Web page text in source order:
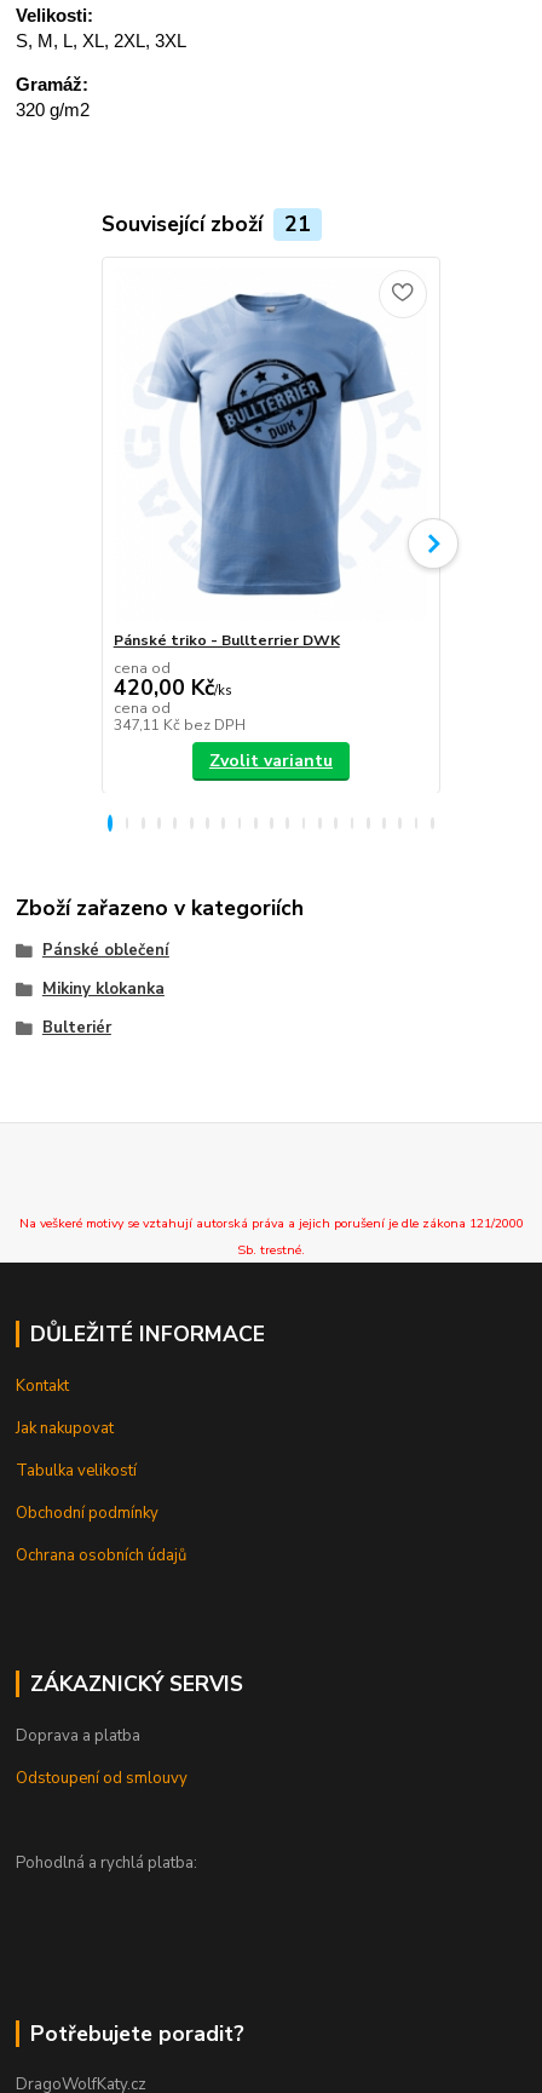
Velikosti:
S, M, L, XL, 2XL, 3XL
Gramáž:
320 g/m2
Související zboží 21
Pánské triko - Bullterrier DWK
cena od
420,00 Kč/ks
cena od
347,11 Kč bez DPH
Zvolit variantu
Zboží zařazeno v kategoriích
Pánské oblečení
Mikiny klokanka
Bulteriér
Na veškeré motivy se vztahují autorská práva a jejich porušení je dle zákona 121/2000
Sb. trestné.
DŮLEŽITÉ INFORMACE
Kontakt
Jak nakupovat
Tabulka velikostí
Obchodní podmínky
Ochrana osobních údajů
ZÁKAZNICKÝ SERVIS
Doprava a platba
Odstoupení od smlouvy
Pohodlná a rychlá platba:
Potřebujete poradit?
DragoWolfKaty.cz